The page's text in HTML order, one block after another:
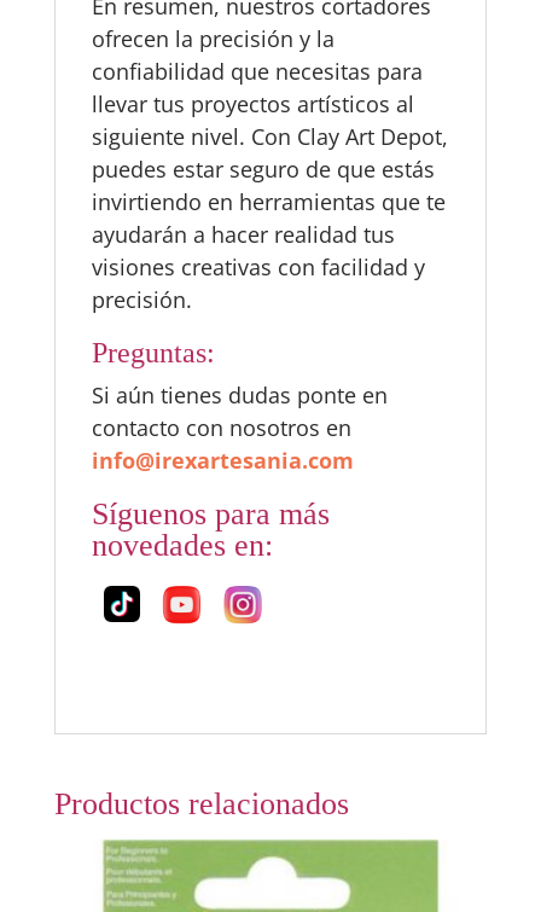
ofrecen la precisión y la
confiabilidad que necesitas para
llevar tus proyectos artísticos al
siguiente nivel. Con Clay Art Depot,
puedes estar seguro de que estás
invirtiendo en herramientas que te
ayudarán a hacer realidad tus
visiones creativas con facilidad y
precisión.
Preguntas:
Si aún tienes dudas ponte en
contacto con nosotros en
info@irexartesania.com
Síguenos para más
novedades en:
Productos relacionados